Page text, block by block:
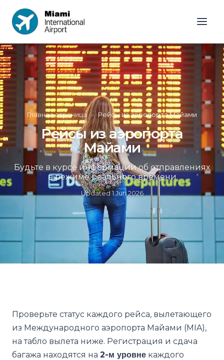
Главная страница » Рейсы из аэропорта Майами
Рейсы из аэропорта
Майами
Будьте в курсе информации об отправлениях
в режиме реального времени
Updated1 Jun 2026
Проверьте статус каждого рейса, вылетающего
из Международного аэропорта Майами (MIA),
на табло вылета ниже. Регистрация и сдача
багажа находятся на 2-м уровне каждого